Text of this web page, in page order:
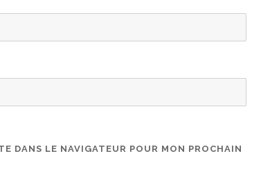
DANS LE NAVIGATEUR POUR MON PROCHAIN